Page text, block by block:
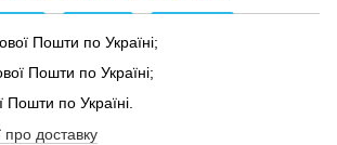
Пошти по Україні;
Пошти по Україні;
Пошти по Україні.
про доставку